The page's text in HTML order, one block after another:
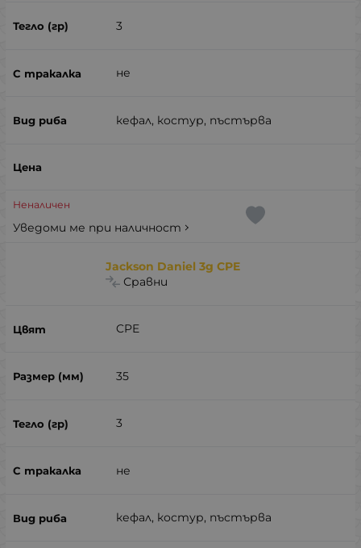
3
не
кефал, костур, пъстърва
Неналичен
Уведоми ме при наличност
Jackson Daniel 3g CPE
Сравни
CPE
35
3
не
кефал, костур, пъстърва